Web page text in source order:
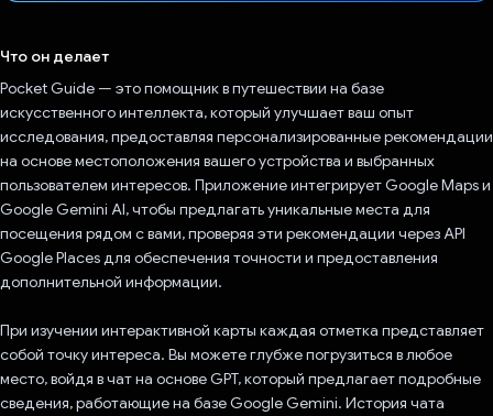
Что он делает
Pocket Guide — это помощник в путешествии на базе
искусственного интеллекта, который улучшает ваш опыт
исследования, предоставляя персонализированные рекомендации
на основе местоположения вашего устройства и выбранных
пользователем интересов. Приложение интегрирует Google Maps и
Google Gemini AI, чтобы предлагать уникальные места для
посещения рядом с вами, проверяя эти рекомендации через API
Google Places для обеспечения точности и предоставления
дополнительной информации.
При изучении интерактивной карты каждая отметка представляет
собой точку интереса. Вы можете глубже погрузиться в любое
место, войдя в чат на основе GPT, который предлагает подробные
сведения, работающие на базе Google Gemini. История чата